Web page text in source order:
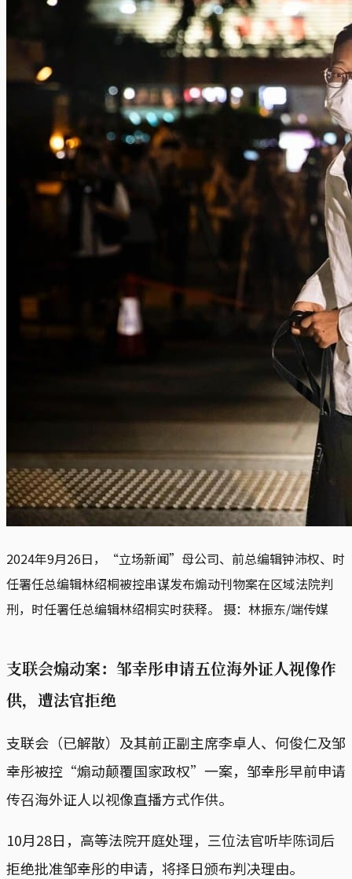
2024年9月26日，“立场新闻”母公司、前总编辑钟沛权、时
任署任总编辑林绍桐被控串谋发布煽动刊物案在区域法院判
刑，时任署任总编辑林绍桐实时获释。 摄：林振东/端传媒
支联会煽动案：邹幸彤申请五位海外证人视像作
供，遭法官拒绝
支联会（已解散）及其前正副主席李卓人、何俊仁及邹
幸彤被控“煽动颠覆国家政权”一案，邹幸彤早前申请
传召海外证人以视像直播方式作供。
10月28日，高等法院开庭处理，三位法官听毕陈词后
拒绝批准邹幸彤的申请，将择日颁布判决理由。